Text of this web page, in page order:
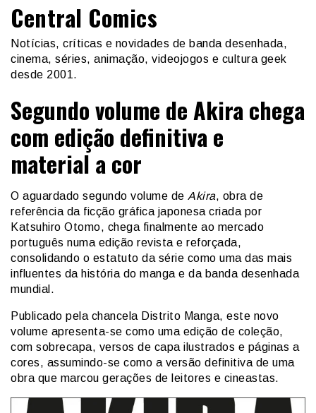
Central Comics
Notícias, críticas e novidades de banda desenhada,
cinema, séries, animação, videojogos e cultura geek
desde 2001.
Segundo volume de Akira chega
com edição definitiva e
material a cor
O aguardado segundo volume de Akira, obra de
referência da ficção gráfica japonesa criada por
Katsuhiro Otomo, chega finalmente ao mercado
português numa edição revista e reforçada,
consolidando o estatuto da série como uma das mais
influentes da história do manga e da banda desenhada
mundial.
Publicado pela chancela Distrito Manga, este novo
volume apresenta-se como uma edição de coleção,
com sobrecapa, versos de capa ilustrados e páginas a
cores, assumindo-se como a versão definitiva de uma
obra que marcou gerações de leitores e cineastas.